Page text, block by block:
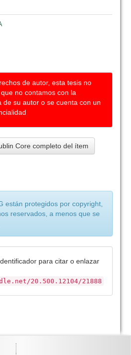
de autor, esta tesis no
no contamos con la
de su autor o se cuenta con un
Core completo del ítem
están protegidos por copyright,
reservados, a menos que se
para citar o enlazar
20.500.12104/21888